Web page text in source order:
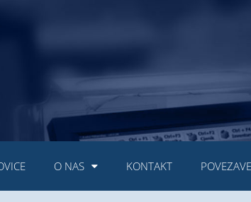
O NAS KONTAKT POVEZAVE